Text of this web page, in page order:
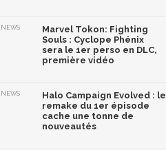
NEWS
Marvel Tokon: Fighting
Souls : Cyclope Phénix
sera le 1er perso en DLC,
première vidéo
NEWS
Halo Campaign Evolved : le
remake du 1er épisode
cache une tonne de
nouveautés